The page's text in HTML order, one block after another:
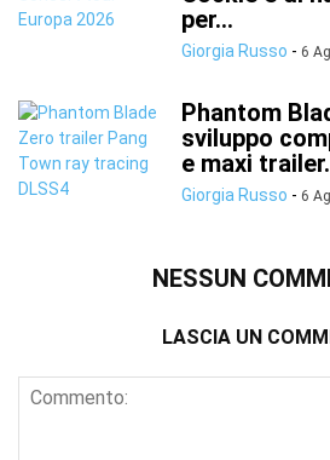
per...
Giorgia Russo - 6
Phantom
sviluppo
e maxi
Giorgia Russo - 6
NESSUN
LASCIA UN